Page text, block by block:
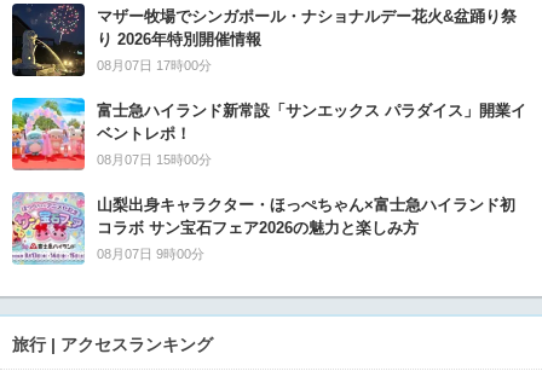
マザー牧場でシンガポール・ナショナルデー花火&盆踊り祭
り 2026年特別開催情報
08月07日 17時00分
富士急ハイランド新常設「サンエックス パラダイス」開業イ
ベントレポ！
08月07日 15時00分
山梨出身キャラクター・ほっぺちゃん×富士急ハイランド初
コラボ サン宝石フェア2026の魅力と楽しみ方
08月07日 9時00分
旅行 | アクセスランキング